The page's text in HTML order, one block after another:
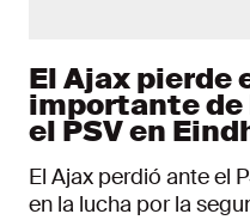
El Ajax pierde
importante de
el PSV en
El Ajax perdió ante el
en la lucha por la